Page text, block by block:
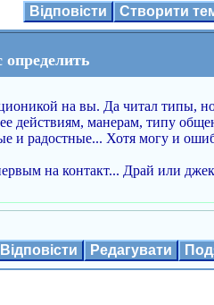
Відповісти Створити
на вы. Да читал типы,
действиям, манерам, типу
и радостные... Хотя могу и
на контакт... Драй или
Відповісти Редагувати